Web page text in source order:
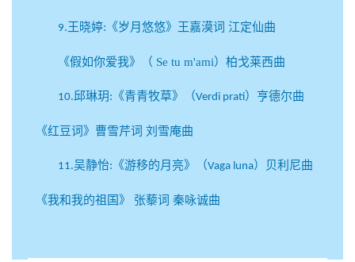
9.王晓婷:《岁月悠悠》王嘉漠词 江定仙曲
《假如你爱我》（ Se tu m'ami）柏戈莱西曲
10.邱琳玥:《青青牧草》（Verdi prati）亨德尔曲
《红豆词》曹雪芹词 刘雪庵曲
11.吴静怡:《游移的月亮》（Vaga luna）贝利尼曲
《我和我的祖国》 张藜词 秦咏诚曲